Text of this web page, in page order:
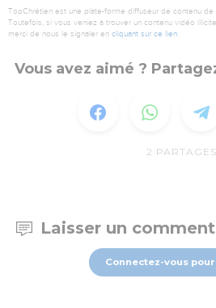
TopChrétien est une plate-forme diffuseur de contenu
Toutefois, si vous veniez à trouver un contenu vidéo
merci de nous le signaler en cliquant sur ce lien.
Vous avez aimé ?
2 PARTAGES
Laisser un
Connectez-vous